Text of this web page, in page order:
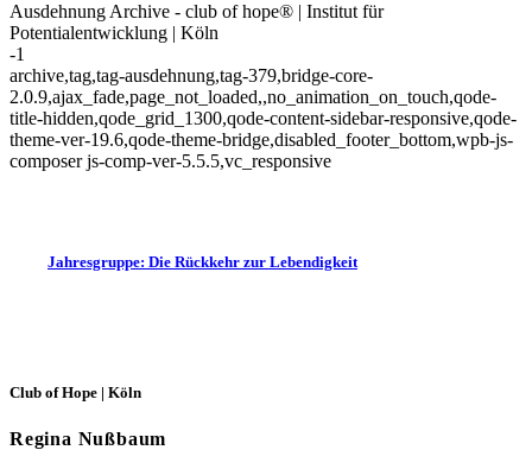
Ausdehnung Archive - club of hope® | Institut für
Potentialentwicklung | Köln
-1
archive,tag,tag-ausdehnung,tag-379,bridge-core-
2.0.9,ajax_fade,page_not_loaded,,no_animation_on_touch,qode-
title-hidden,qode_grid_1300,qode-content-sidebar-responsive,qode-
theme-ver-19.6,qode-theme-bridge,disabled_footer_bottom,wpb-js-
composer js-comp-ver-5.5.5,vc_responsive
Jahresgruppe: Die Rückkehr zur Lebendigkeit
Club of Hope | Köln
Regina Nußbaum